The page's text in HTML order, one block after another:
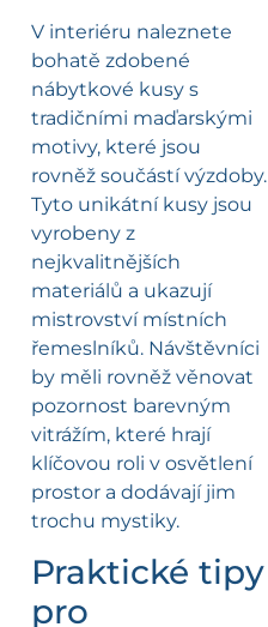
V interiéru naleznete
bohatě zdobené
nábytkové kusy s
tradičními maďarskými
motivy, které jsou
rovněž součástí výzdoby.
Tyto unikátní kusy jsou
vyrobeny z
nejkvalitnějších
materiálů a ukazují
mistrovství místních
řemeslníků. Návštěvníci
by měli rovněž věnovat
pozornost barevným
vitrážím, které hrají
klíčovou roli v osvětlení
prostor a dodávají jim
trochu mystiky.
Praktické tipy
pro